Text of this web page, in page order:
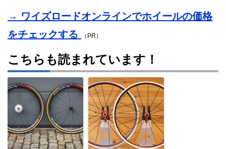
→ ワイズロードオンラインでホイールの価格
をチェックする
（PR）
こちらも読まれています！